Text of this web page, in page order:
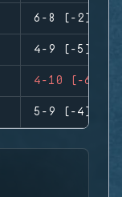
6-8 (-2)
4-9 (-5)
4-10 (-6)
5-9 (-4)